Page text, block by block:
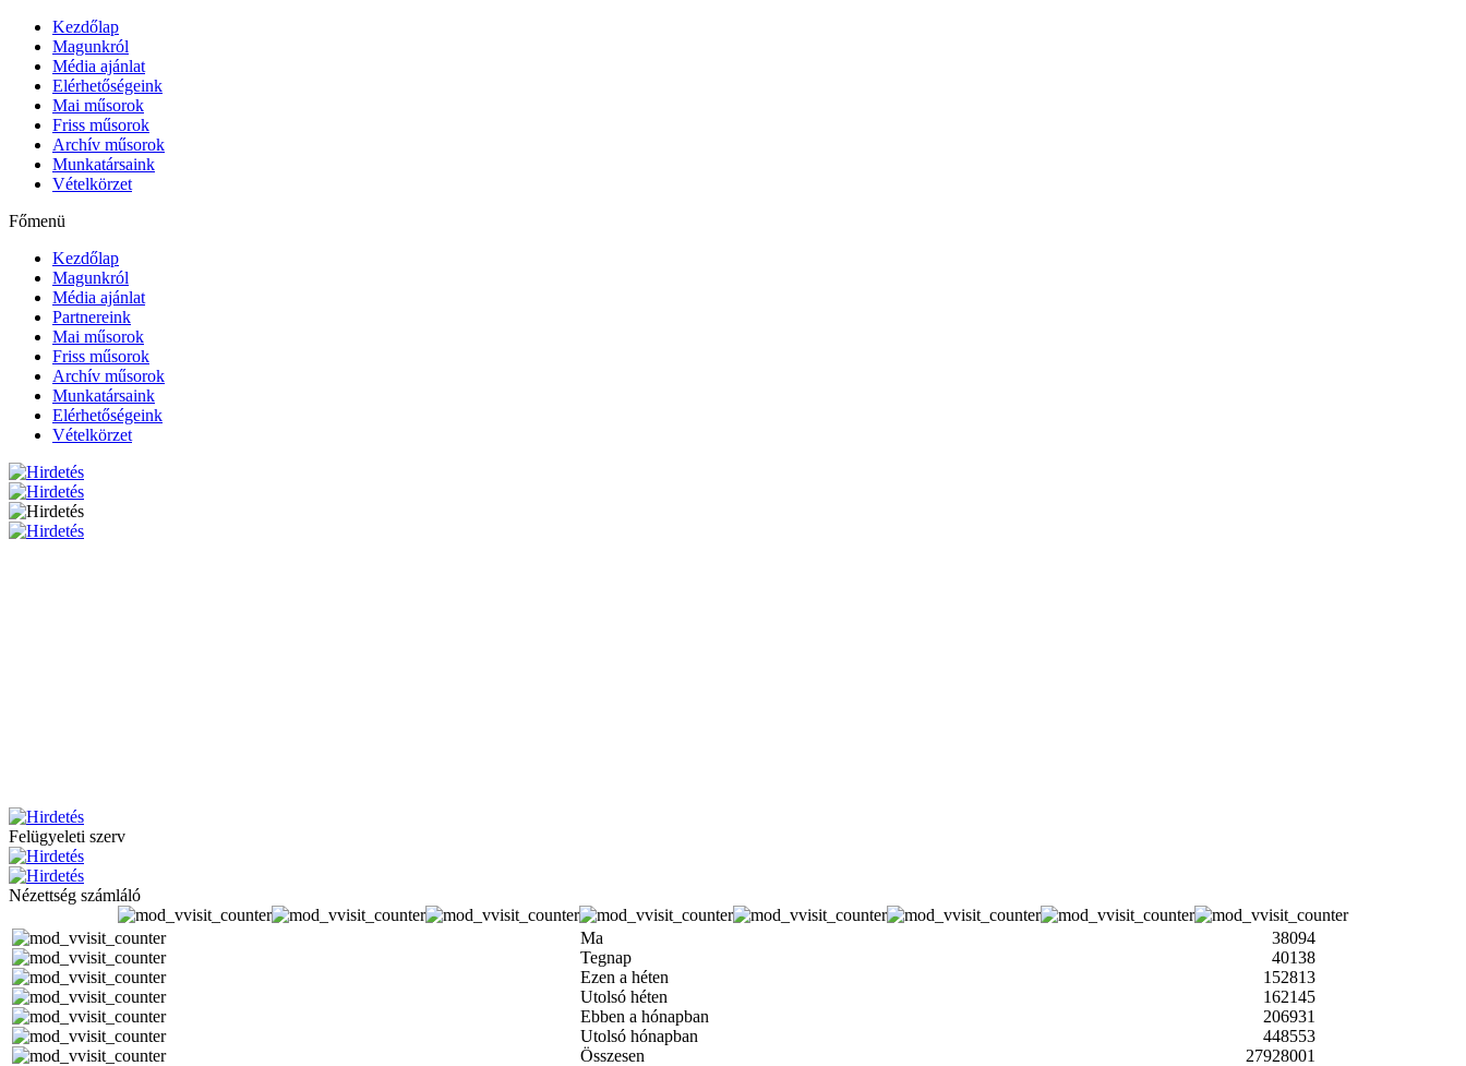
Kezdőlap
Magunkról
Média ajánlat
Elérhetőségeink
Mai műsorok
Friss műsorok
Archív műsorok
Munkatársaink
Vételkörzet
Főmenü
Kezdőlap
Magunkról
Média ajánlat
Partnereink
Mai műsorok
Friss műsorok
Archív műsorok
Munkatársaink
Elérhetőségeink
Vételkörzet
Felügyeleti szerv
Nézettség számláló
Ma
38094
Tegnap
40138
Ezen a héten
152813
Utolsó héten
162145
Ebben a hónapban
206931
Utolsó hónapban
448553
Összesen
27928001